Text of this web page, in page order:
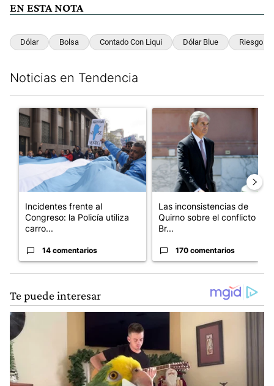
EN ESTA NOTA
Dólar Bolsa Contado Con Liqui Dólar Blue Riesgo
Noticias en Tendencia
Un artículo de tendencia con el título "Incidentes frente al
Incidentes frente al
Congreso: la Policía utiliza
carro...
14 comentarios
Un artículo de tendencia con
Las inconsistencias de
Quirno sobre el conflicto con
Br...
170 comentarios